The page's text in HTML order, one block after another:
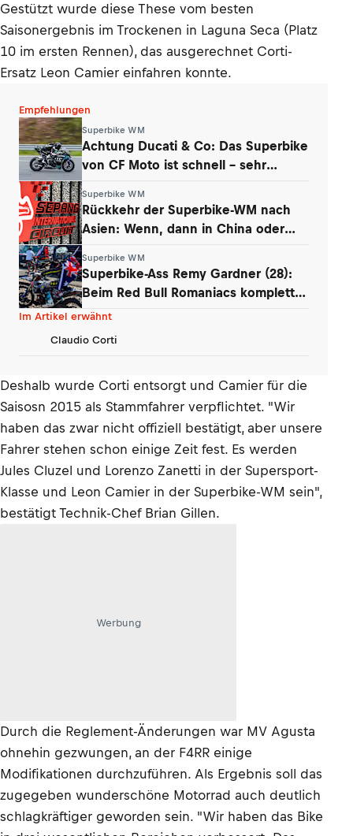
Gestützt wurde diese These vom besten
Saisonergebnis im Trockenen in Laguna Seca (Platz
10 im ersten Rennen), das ausgerechnet Corti-
Ersatz Leon Camier einfahren konnte.
Empfehlungen
Superbike WM
Achtung Ducati & Co: Das Superbike
von CF Moto ist schnell – sehr
Superbike WM
Rückkehr der Superbike-WM nach
Asien: Wenn, dann in China oder
Superbike WM
Superbike-Ass Remy Gardner (28):
Beim Red Bull Romaniacs komplett
am Limit
Im Artikel erwähnt
Claudio Corti
Deshalb wurde Corti entsorgt und Camier für die
Saisosn 2015 als Stammfahrer verpflichtet. "Wir
haben das zwar nicht offiziell bestätigt, aber unsere
Fahrer stehen schon einige Zeit fest. Es werden
Jules Cluzel und Lorenzo Zanetti in der Supersport-
Klasse und Leon Camier in der Superbike-WM sein",
bestätigt Technik-Chef Brian Gillen.
Werbung
Durch die Reglement-Änderungen war MV Agusta
ohnehin gezwungen, an der F4RR einige
Modifikationen durchzuführen. Als Ergebnis soll das
zugegeben wunderschöne Motorrad auch deutlich
schlagkräftiger geworden sein. "Wir haben das Bike